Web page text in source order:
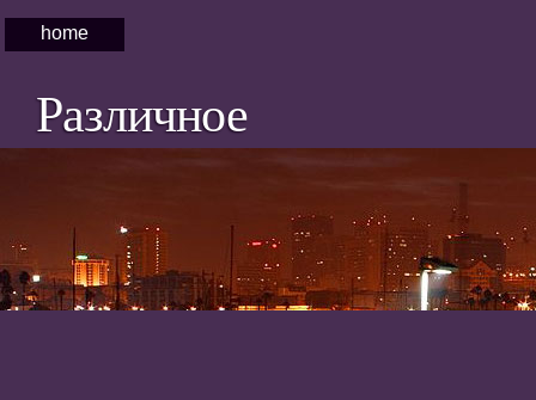
home
Различное